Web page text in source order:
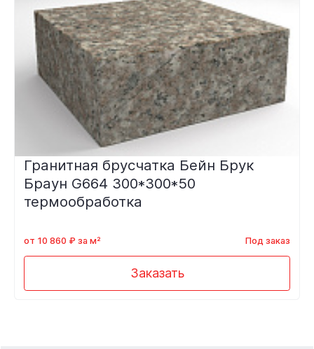
Гранитная брусчатка Бейн Брук
Браун G664 300*300*50
термообработка
от 10 860 ₽ за м² Под заказ
Заказать